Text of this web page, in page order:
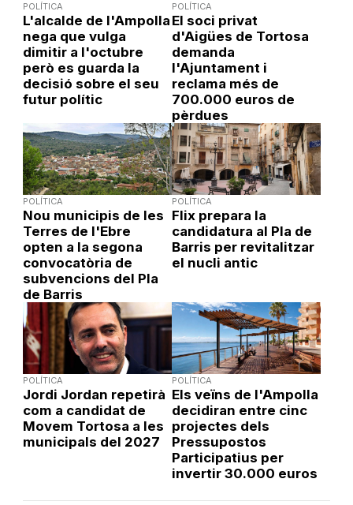
POLÍTICA
L'alcalde de l'Ampolla
nega que vulga
dimitir a l'octubre
però es guarda la
decisió sobre el seu
futur polític
POLÍTICA
El soci privat
d'Aigües de Tortosa
demanda
l'Ajuntament i
reclama més de
700.000 euros de
pèrdues
POLÍTICA
Nou municipis de les
Terres de l'Ebre
opten a la segona
convocatòria de
subvencions del Pla
de Barris
POLÍTICA
Flix prepara la
candidatura al Pla de
Barris per revitalitzar
el nucli antic
POLÍTICA
Jordi Jordan repetirà
com a candidat de
Movem Tortosa a les
municipals del 2027
POLÍTICA
Els veïns de l'Ampolla
decidiran entre cinc
projectes dels
Pressupostos
Participatius per
invertir 30.000 euros